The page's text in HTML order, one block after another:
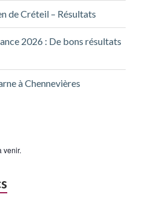
de Créteil – Résultats
2026 : De bons résultats
à Chennevières
venir.